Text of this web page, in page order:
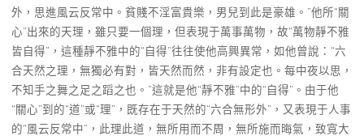
外，思進風云反常中。貧賤不淫富貴樂，男兒到此是豪雄。”他所“關
心”出來的天理，雖只要一個理，但表現于萬事萬物，故“萬物靜不雅
皆自得”，這種靜不雅中的“自得”往往使他高興異常，如他曾說：“六
合天然之理，無獨必有對，皆天然而然，非有設定也。每中夜以思，
不知手之舞之足之蹈之也。”這就是他“靜不雅”中的“自得”。由于他
“關心”到的“道”或“理”，既存在于天然的“六合無形外”，又表現于人事
的“風云反常中”，此理此道，無所用而不周，無所施而晦氣，致寬大